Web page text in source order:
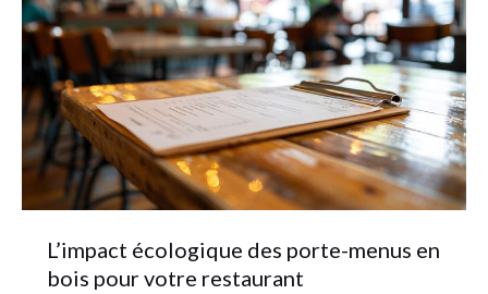
L’impact écologique des porte-menus en
bois pour votre restaurant
porte-
menus
en
bois
pour
votre
restaurant